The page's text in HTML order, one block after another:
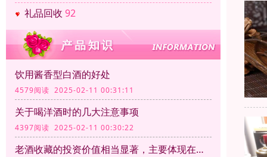
礼品回收 92
饮用酱香型白酒的好处
4579阅读 2025-02-11 00:31:11
关于喝洋酒时的几大注意事项
4397阅读 2025-02-11 00:30:22
老酒收藏的投资价值相当显著，主要体现在以下几个方面